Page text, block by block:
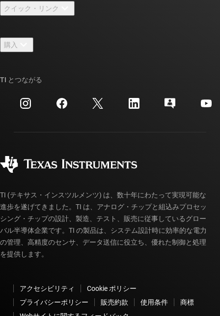
採用情報
ニュース
イベント
投資家向け情報
クイック・リンク
TI E2E™ 設計サポート・フォーラム
クロスリファレンス検索
カスタマー・サポート・センター
myTI アカウントの FAQ
購入
ご注文に関する FAQ
TI とつながる
TI (テキサス・インスツルメンツ) は、数十年にわたって実現可能な
進歩を遂げてきました。TI は、アナログ・チップと組込みプロセッ
シング・チップの設計、製造、テスト、販売に従事しているグロー
バル半導体企業です。TI の製品は、システム設計時に効率的な電力
の管理、高精度のセンサ、データ送信に役立ち、優れた制御と処理
を提供します。
アクセシビリティ
Cookie ポリシー
プライバシーポリシー
販売約款 使用条件
商標